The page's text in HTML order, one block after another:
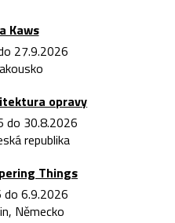
Kaws
27.9.2026
opravy
do 30.8.2026
republika
Things
6.9.2026
Německo